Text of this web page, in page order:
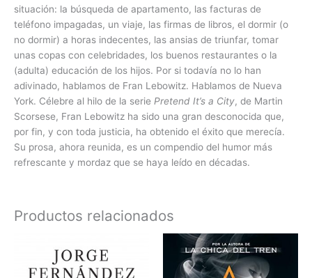
situación: la búsqueda de apartamento, las facturas de
teléfono impagadas, un viaje, las firmas de libros, el dormir (o
no dormir) a horas indecentes, las ansias de triunfar, tomar
unas copas con celebridades, los buenos restaurantes o la
(adulta) educación de los hijos. Por si todavía no lo han
adivinado, hablamos de Fran Lebowitz. Hablamos de Nueva
York. Célebre al hilo de la serie Pretend It’s a City, de Martin
Scorsese, Fran Lebowitz ha sido una gran desconocida que,
por fin, y con toda justicia, ha obtenido el éxito que merecía.
Su prosa, ahora reunida, es un compendio del humor más
refrescante y mordaz que se haya leído en décadas.
Productos relacionados